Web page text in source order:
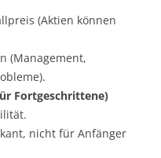
(Aktien können
(Management,
Fortgeschrittene)
nicht für Anfänger